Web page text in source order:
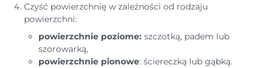
Czyść powierzchnię w zależności od rodzaju
powierzchni:
powierzchnie poziome: szczotką, padem lub
szorowarką,
powierzchnie pionowe: ściereczką lub gąbką.